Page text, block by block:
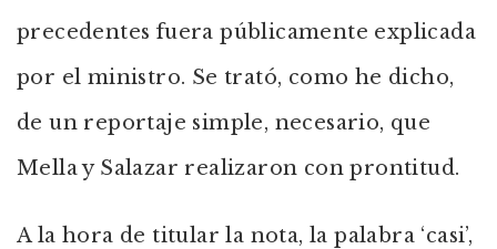
precedentes fuera públicamente explicada
por el ministro. Se trató, como he dicho,
de un reportaje simple, necesario, que
Mella y Salazar realizaron con prontitud.
A la hora de titular la nota, la palabra ‘casi’,